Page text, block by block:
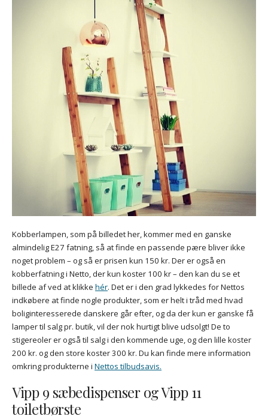
Kobberlampen, som på billedet her, kommer med en ganske
almindelig E27 fatning, så at finde en passende pære bliver ikke
noget problem – og så er prisen kun 150 kr. Der er også en
kobberfatning i Netto, der kun koster 100 kr – den kan du se et
billede af ved at klikke hér. Det er i den grad lykkedes for Nettos
indkøbere at finde nogle produkter, som er helt i tråd med hvad
boliginteresserede danskere går efter, og da der kun er ganske få
lamper til salg pr. butik, vil der nok hurtigt blive udsolgt! De to
stigereoler er også til salg i den kommende uge, og den lille koster
200 kr. og den store koster 300 kr. Du kan finde mere information
omkring produkterne i Nettos tilbudsavis.
Vipp 9 sæbedispenser og Vipp 11
toiletbørste